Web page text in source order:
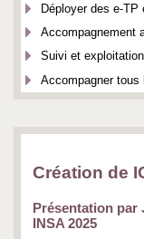
Création de
Présentation par
INSA 2025
Déployer des e-TP
Accompagnement
Suivi et
Accompagner tous